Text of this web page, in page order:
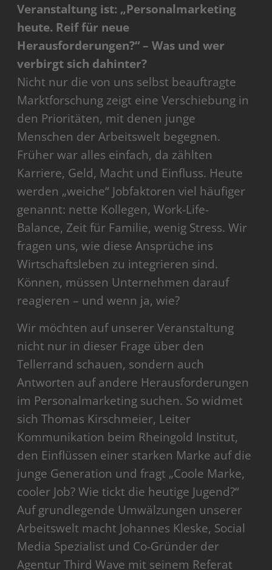
Veranstaltung ist: „Personalmarketing
heute. Reif für neue
Herausforderungen?“ – Was und wer
verbirgt sich dahinter?
Nicht nur die von uns selbst beauftragte
Marktforschung zeigt eine Verschiebung in
den Prioritäten, mit denen junge
Menschen der Arbeitswelt begegnen.
Früher war alles einfach, da zählten
Karriere, Geld, Macht und Einfluss. Heute
werden „weiche“ Jobfaktoren viel häufiger
genannt: nette Kollegen, Work-Life-
Balance, Zeit für Familie, wenig Stress. Wir
fragen uns, wie diese Ansprüche ins
Wirtschaftsleben zu integrieren sind.
Können, müssen Unternehmen darauf
reagieren – und wenn ja, wie?
Wir möchten auf unserer Veranstaltung
nicht nur in dieser Frage über den
Tellerrand schauen, sondern auch
Antworten auf andere Herausforderungen
im Personalmarketing suchen. So widmet
sich Thomas Kirschmeier, Leiter
Kommunikation beim Rheingold Institut,
den Einflüssen einer starken Marke auf die
junge Generation und fragt „Coole Marke,
cooler Job? Wie tickt die heutige Jugend?“
Auf grundlegende Umwälzungen unserer
Arbeitswelt macht Johannes Kleske, Social
Media Spezialist und Co-Gründer der
Agentur Third Wave mit seinem Referat